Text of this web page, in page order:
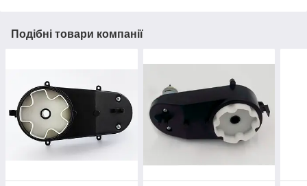
Подібні товари компанії